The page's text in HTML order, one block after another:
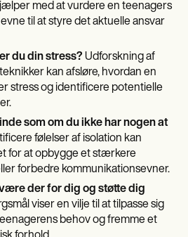
med at vurdere en teenagers
til at styre det aktuelle ansvar
du din stress? Udforskning af
kan afsløre, hvordan en
stress og identificere potentielle
som om du ikke har nogen at
følelser af isolation kan
for at opbygge et stærkere
forbedre kommunikationsevner.
der for dig og støtte dig
viser en vilje til at tilpasse sig
behov og fremme et